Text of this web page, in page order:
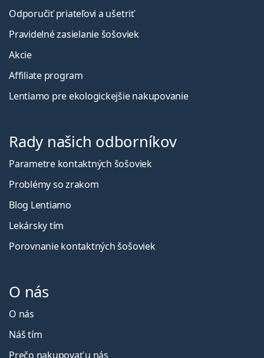
Odporučiť priateľovi a ušetriť
Pravidelné zasielanie šošoviek
Akcie
Affiliate program
Lentiamo pre ekologickejšie nakupovanie
Rady našich odborníkov
Parametre kontaktných šošoviek
Problémy so zrakom
Blog Lentiamo
Lekársky tím
Porovnanie kontaktných šošoviek
O nás
O nás
Náš tím
Prečo nakupovať u nás